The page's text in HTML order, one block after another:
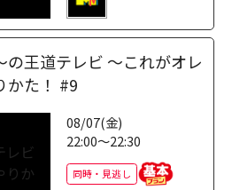
の王道テレビ ～これがオレ
かた！ #9
08/07(金)
22:00～22:30
同時・見逃し